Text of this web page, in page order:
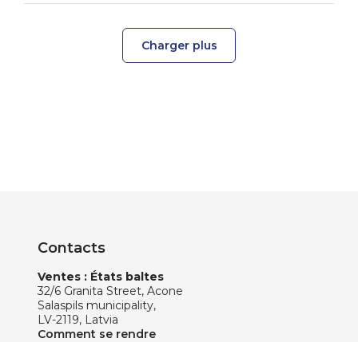
Charger plus
Contacts
Ventes : États baltes
32/6 Granita Street, Acone
Salaspils municipality,
LV-2119, Latvia
Comment se rendre